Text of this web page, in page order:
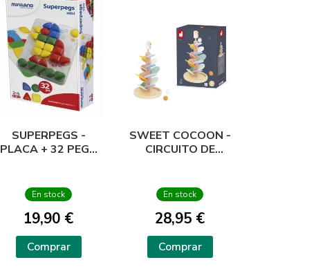
SUPERPEGS -
PLACA + 32 PEGS
En stock
19,90 €
Comprar
SWEET COCOON -
CIRCUITO DE
En stock
28,95 €
Comprar